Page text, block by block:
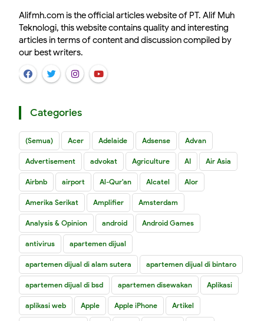
Alifmh.com is the official articles website of PT. Alif Muh
Teknologi, this website contains quality and interesting
articles in terms of content and discussion compiled by
our best writers.
Categories
(Semua) Acer Adelaide Adsense Advan
Advertisement advokat Agriculture AI Air Asia
Airbnb airport Al-Qur'an Alcatel Alor
Amerika Serikat Amplifier Amsterdam
Analysis & Opinion android Android Games
antivirus apartemen dijual
apartemen dijual di alam sutera apartemen dijual di bintaro
apartemen dijual di bsd apartemen disewakan Aplikasi
aplikasi web Apple Apple iPhone Artikel